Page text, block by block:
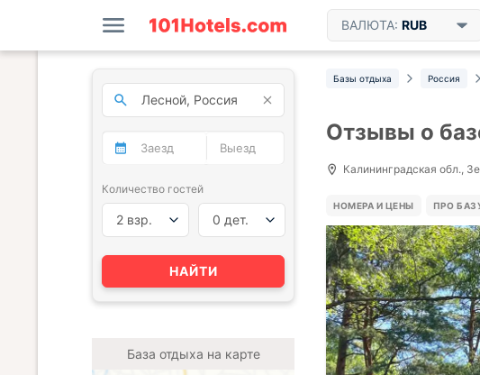
ВАЛЮТА: RUB
Базы отдыха Россия
Отзывы о
Калининградская обл.,
НОМЕРА И ЦЕНЫ ПРО
Количество гостей
2 взр. 0 дет.
НАЙТИ
База отдыха на карте